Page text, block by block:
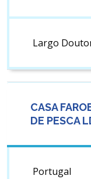
Largo
CASA
DE PESCA
Portugal